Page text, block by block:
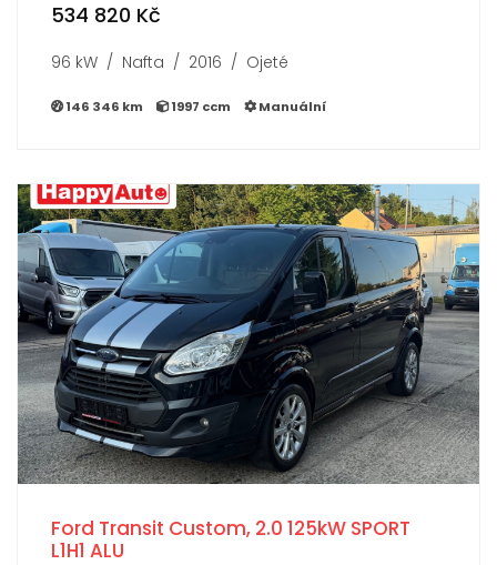
534 820 Kč
96 kW / Nafta / 2016 / Ojeté
146 346 km 1997 ccm Manuální
Ford Transit Custom, 2.0 125kW SPORT
L1H1 ALU